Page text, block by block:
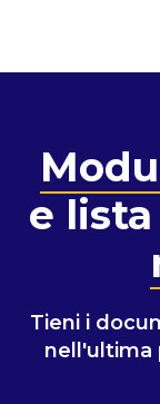
e
Tieni i
nell'ultima